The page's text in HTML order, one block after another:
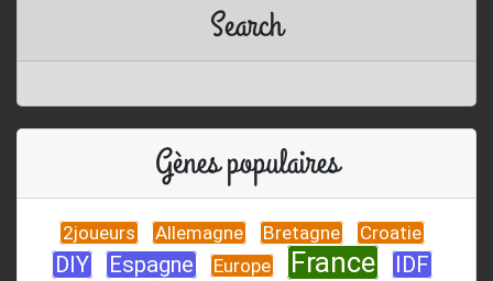
Search
Gènes populaires
2joueurs Allemagne Bretagne Croatie
DIY Espagne Europe France IDF